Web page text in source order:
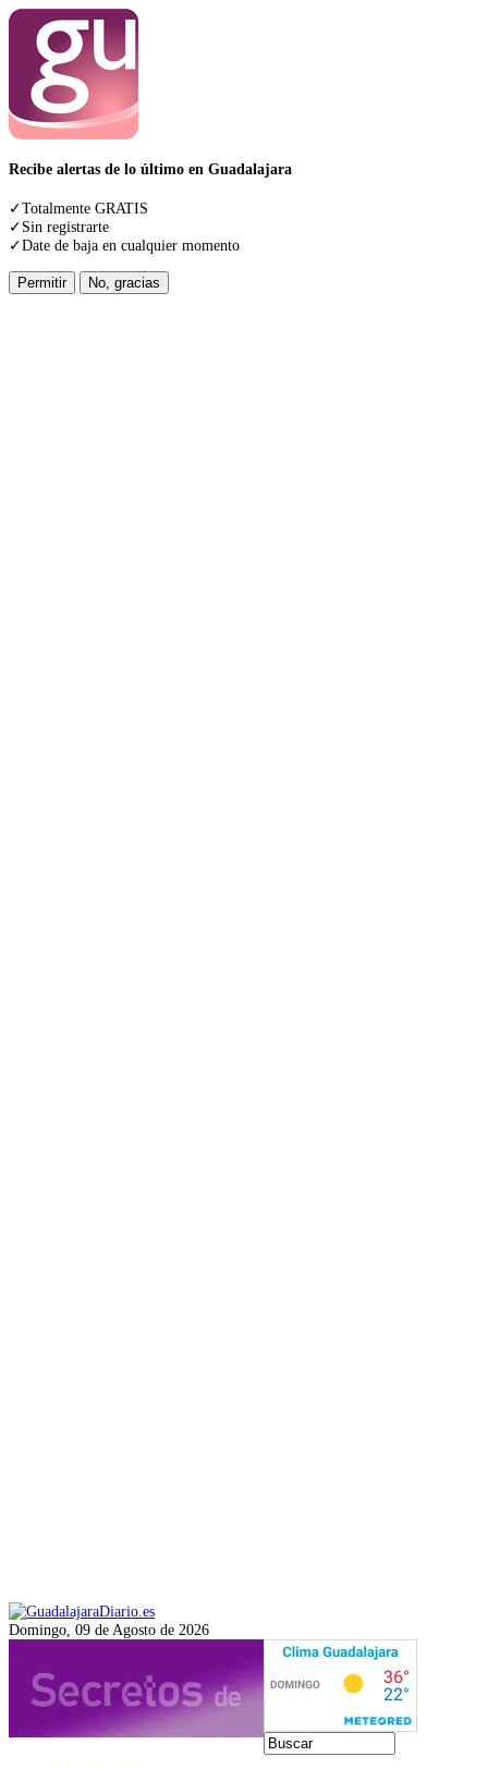
Recibe alertas de lo último en Guadalajara
✓Totalmente GRATIS
✓Sin registrarte
✓Date de baja en cualquier momento
Permitir No, gracias
Domingo, 09 de Agosto de 2026